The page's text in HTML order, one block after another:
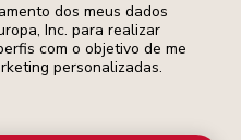
dos meus dados
Inc. para realizar
com o objetivo de me
personalizadas.